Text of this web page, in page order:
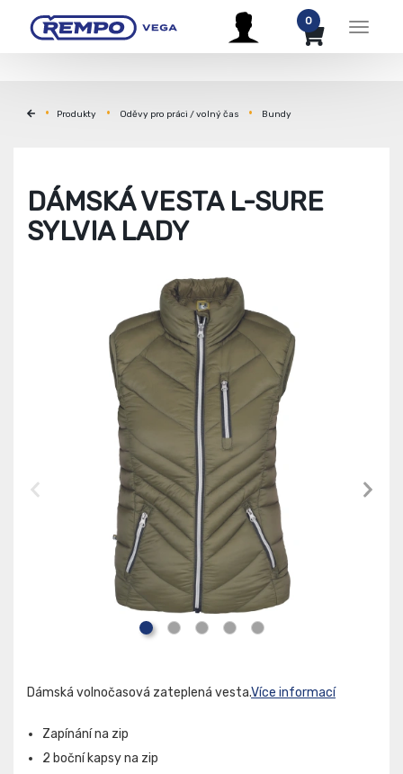
Menu
0
Produkty Oděvy pro práci / volný čas Bundy
DÁMSKÁ VESTA L-SURE
SYLVIA LADY
Dámská volnočasová zateplená vesta.Více informací
Zapínání na zip
2 boční kapsy na zip